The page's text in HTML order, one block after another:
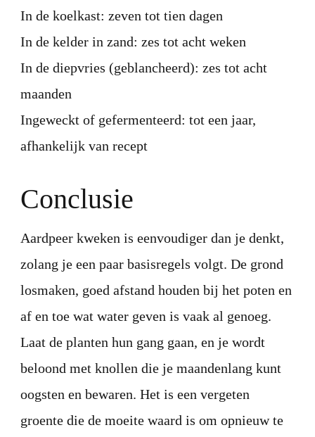
In de koelkast: zeven tot tien dagen
In de kelder in zand: zes tot acht weken
In de diepvries (geblancheerd): zes tot acht
maanden
Ingeweckt of gefermenteerd: tot een jaar,
afhankelijk van recept
Conclusie
Aardpeer kweken is eenvoudiger dan je denkt,
zolang je een paar basisregels volgt. De grond
losmaken, goed afstand houden bij het poten en
af en toe wat water geven is vaak al genoeg.
Laat de planten hun gang gaan, en je wordt
beloond met knollen die je maandenlang kunt
oogsten en bewaren. Het is een vergeten
groente die de moeite waard is om opnieuw te